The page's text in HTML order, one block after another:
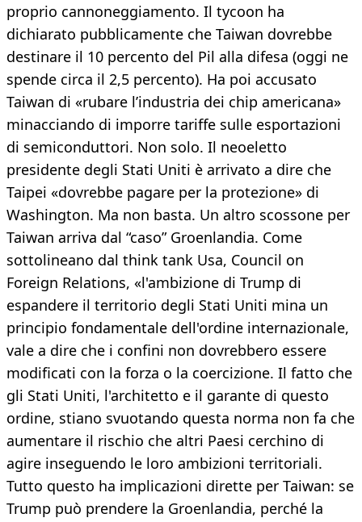
proprio cannoneggiamento. Il tycoon ha
dichiarato pubblicamente che Taiwan dovrebbe
destinare il 10 percento del Pil alla difesa (oggi ne
spende circa il 2,5 percento). Ha poi accusato
Taiwan di «rubare l’industria dei chip americana»
minacciando di imporre tariffe sulle esportazioni
di semiconduttori. Non solo. Il neoeletto
presidente degli Stati Uniti è arrivato a dire che
Taipei «dovrebbe pagare per la protezione» di
Washington. Ma non basta. Un altro scossone per
Taiwan arriva dal “caso” Groenlandia. Come
sottolineano dal think tank Usa, Council on
Foreign Relations, «l'ambizione di Trump di
espandere il territorio degli Stati Uniti mina un
principio fondamentale dell'ordine internazionale,
vale a dire che i confini non dovrebbero essere
modificati con la forza o la coercizione. Il fatto che
gli Stati Uniti, l'architetto e il garante di questo
ordine, stiano svuotando questa norma non fa che
aumentare il rischio che altri Paesi cerchino di
agire inseguendo le loro ambizioni territoriali.
Tutto questo ha implicazioni dirette per Taiwan: se
Trump può prendere la Groenlandia, perché la